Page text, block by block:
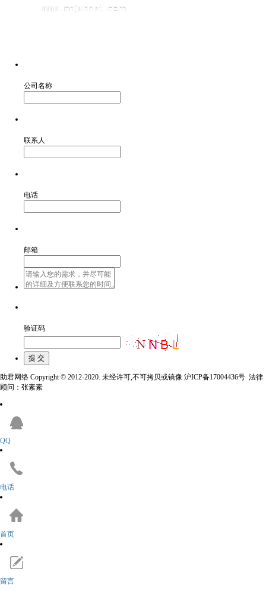
公司名称
联系人
电话
邮箱
验证码
助君网络 Copyright © 2012-2020. 未经许可,不可拷贝或镜像 沪ICP备17004436号 法律
顾问：张素素
QQ
电话
首页
留言